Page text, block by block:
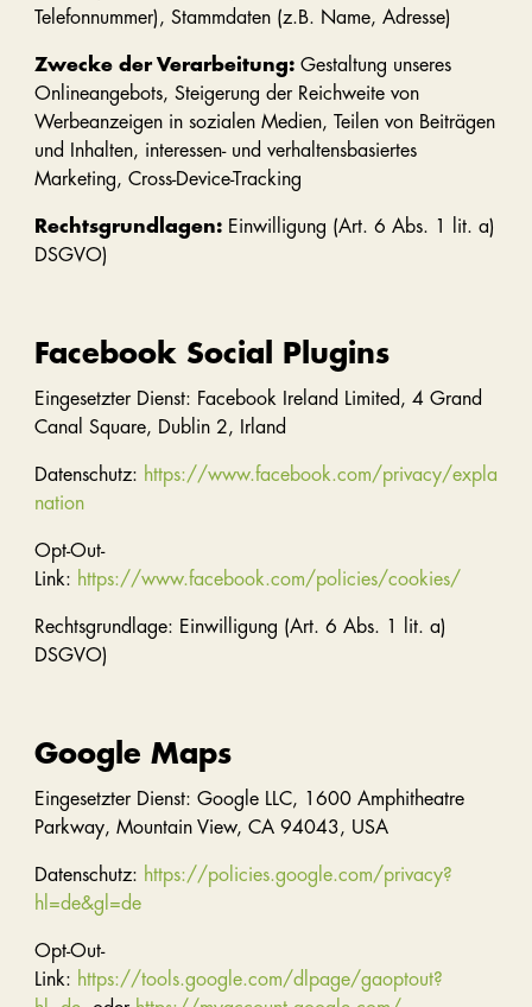
Telefonnummer), Stammdaten (z.B. Name, Adresse)
Zwecke der Verarbeitung:Gestaltung unseres
Onlineangebots, Steigerung der Reichweite von
Werbeanzeigen in sozialen Medien, Teilen von Beiträgen
und Inhalten, interessen- und verhaltensbasiertes
Marketing, Cross-Device-Tracking
Rechtsgrundlagen:Einwilligung (Art. 6 Abs. 1 lit. a)
DSGVO)
Facebook Social Plugins
Eingesetzter Dienst: Facebook Ireland Limited, 4 Grand
Canal Square, Dublin 2, Irland
Datenschutz: https://www.facebook.com/privacy/expla
nation
Opt-Out-
Link: https://www.facebook.com/policies/cookies/
Rechtsgrundlage: Einwilligung (Art. 6 Abs. 1 lit. a)
DSGVO)
Google Maps
Eingesetzter Dienst: Google LLC, 1600 Amphitheatre
Parkway, Mountain View, CA 94043, USA
Datenschutz: https://policies.google.com/privacy?
hl=de&gl=de
Opt-Out-
Link: https://tools.google.com/dlpage/gaoptout?